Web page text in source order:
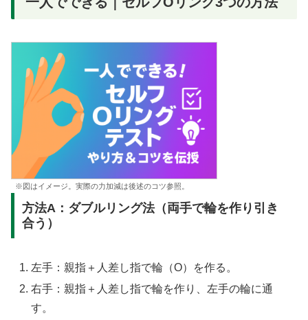
※図はイメージ。実際の力加減は後述のコツ参照。
方法A：ダブルリング法（両手で輪を作り引き
合う）
左手：親指＋人差し指で輪（O）を作る。
右手：親指＋人差し指で輪を作り、左手の輪に通
す。